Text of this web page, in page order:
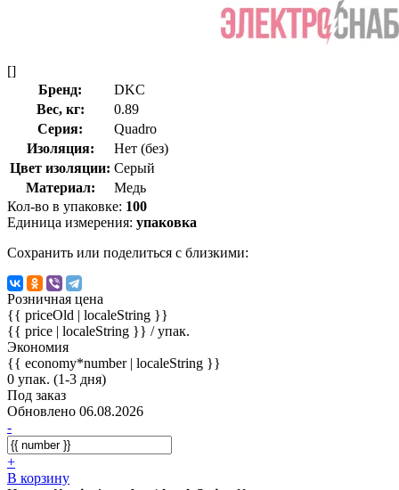
[]
Бренд:
DKC
Вес, кг:
0.89
Серия:
Quadro
Изоляция:
Нет (без)
Цвет изоляции: Серый
Материал:
Медь
Кол-во в упаковке: 100
Единица измерения: упаковка
Сохранить или поделиться с близкими:
Розничная цена
{{ priceOld | localeString }}
{{ price | localeString }} / упак.
Экономия
{{ economy*number | localeString }}
0 упак. (1-3 дня)
Под заказ
Обновлено 06.08.2026
-
+
В корзину